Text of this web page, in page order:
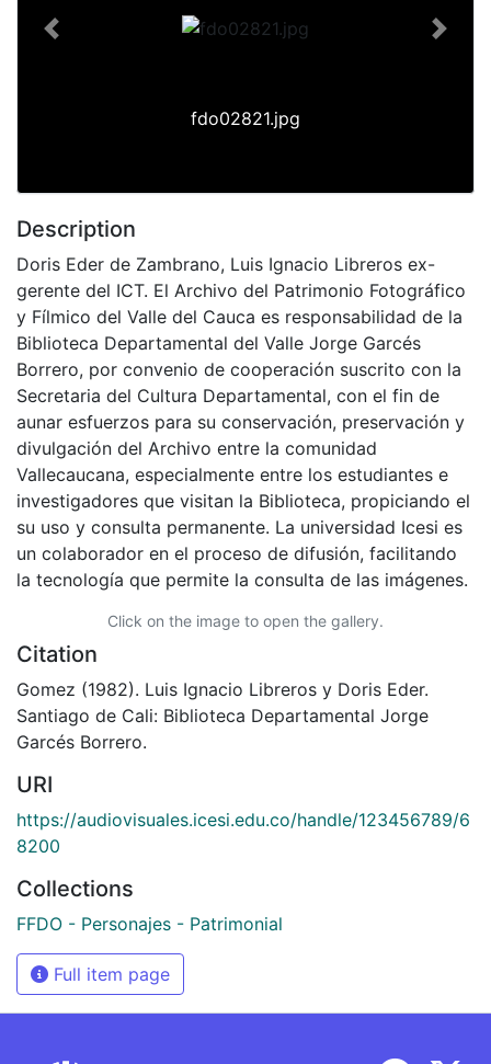
fdo02821.jpg
Previous Next
Description
Doris Eder de Zambrano, Luis Ignacio Libreros ex-
gerente del ICT. El Archivo del Patrimonio Fotográfico
y Fílmico del Valle del Cauca es responsabilidad de la
Biblioteca Departamental del Valle Jorge Garcés
Borrero, por convenio de cooperación suscrito con la
Secretaria del Cultura Departamental, con el fin de
aunar esfuerzos para su conservación, preservación y
divulgación del Archivo entre la comunidad
Vallecaucana, especialmente entre los estudiantes e
investigadores que visitan la Biblioteca, propiciando el
su uso y consulta permanente. La universidad Icesi es
un colaborador en el proceso de difusión, facilitando
la tecnología que permite la consulta de las imágenes.
Click on the image to open the gallery.
Citation
Gomez (1982). Luis Ignacio Libreros y Doris Eder.
Santiago de Cali: Biblioteca Departamental Jorge
Garcés Borrero.
URI
https://audiovisuales.icesi.edu.co/handle/123456789/6
8200
Collections
FFDO - Personajes - Patrimonial
Full item page